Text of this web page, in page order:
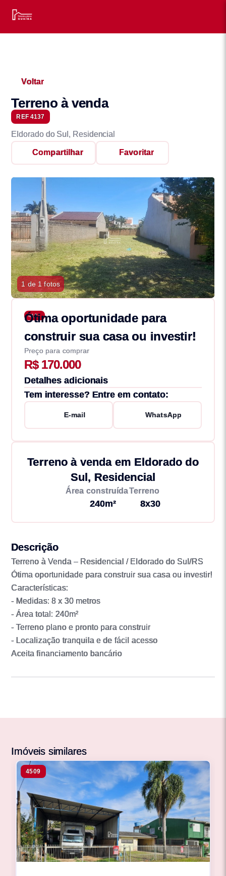
Voltar
Terreno à venda
REF 4137
Eldorado do Sul, Residencial
Compartilhar Favoritar
1 de 1 fotos
4137
Ótima oportunidade para
construir sua casa ou investir!
Preço para comprar
R$ 170.000
Detalhes adicionais
Tem interesse? Entre em contato:
E-mail WhatsApp
Terreno à venda em Eldorado do
Sul, Residencial
Área construída
240m²
Terreno
8x30
Descrição
Terreno à Venda – Residencial / Eldorado do Sul/RS
Ótima oportunidade para construir sua casa ou investir!
Características:
- Medidas: 8 x 30 metros
- Área total: 240m²
- Terreno plano e pronto para construir
- Localização tranquila e de fácil acesso
Aceita financiamento bancário
Imóveis similares
4509